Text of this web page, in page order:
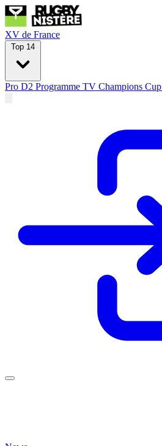
XV de France
Top 14
Pro D2 Programme TV Champions Cup